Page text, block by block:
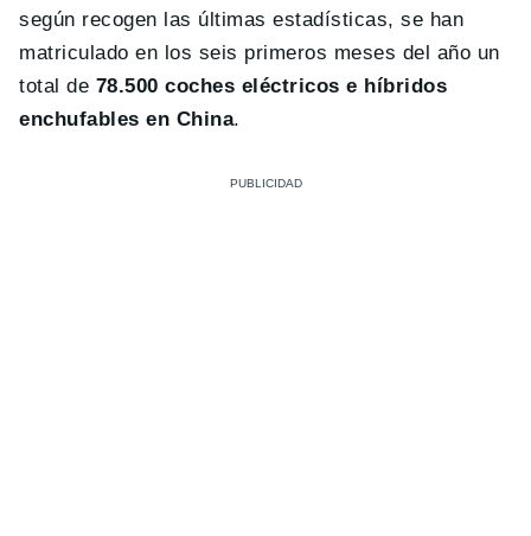
según recogen las últimas estadísticas, se han
matriculado en los seis primeros meses del año un
total de 78.500 coches eléctricos e híbridos
enchufables en China.